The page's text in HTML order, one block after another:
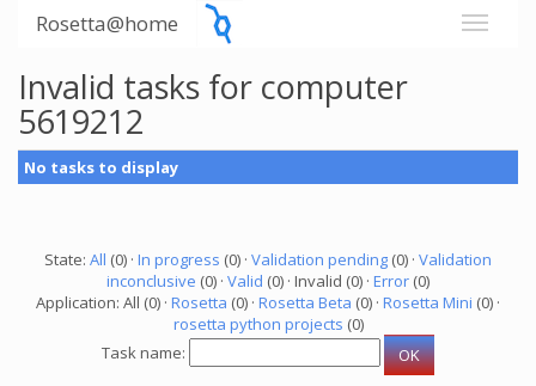
Rosetta@home
Invalid tasks for computer
5619212
No tasks to display
State: All (0) · In progress (0) · Validation pending (0) · Validation
inconclusive (0) · Valid (0) · Invalid (0) · Error (0)
Application: All (0) · Rosetta (0) · Rosetta Beta (0) · Rosetta Mini (0) ·
rosetta python projects (0)
Task name: